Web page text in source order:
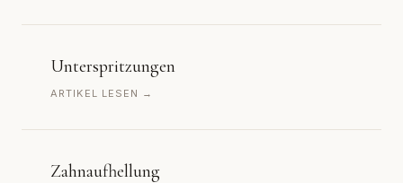
Unterspritzungen
ARTIKEL LESEN →
Zahnaufhellung